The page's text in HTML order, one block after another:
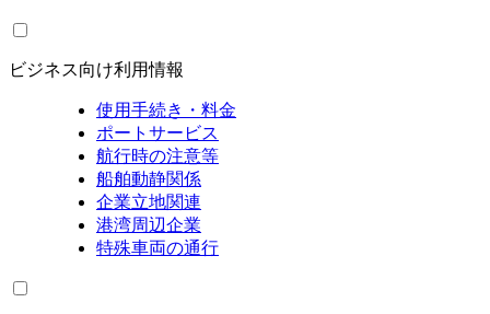
ビジネス向け利用情報
使用手続き・料金
ポートサービス
航行時の注意等
船舶動静関係
企業立地関連
港湾周辺企業
特殊車両の通行